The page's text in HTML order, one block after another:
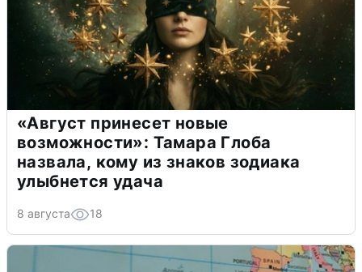
«Август принесет новые
возможности»: Тамара Глоба
назвала, кому из знаков зодиака
улыбнется удача
8 августа 18